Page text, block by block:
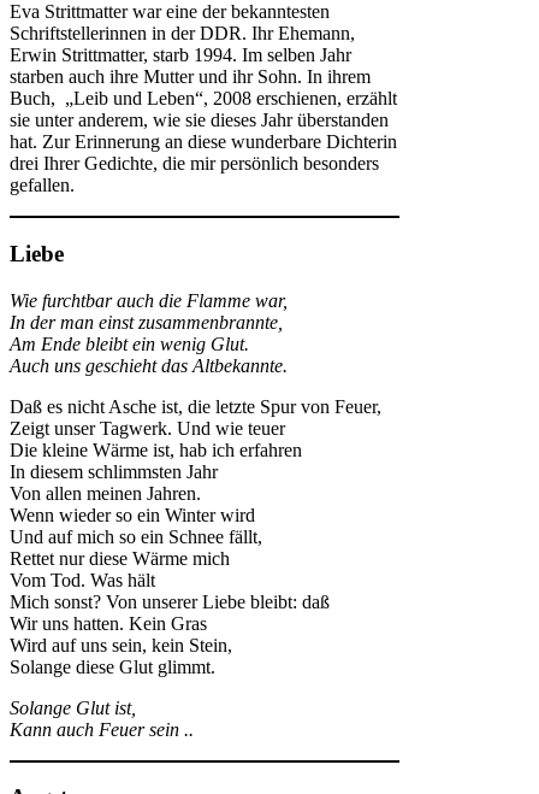
Eva Strittmatter war eine der bekanntesten
Schriftstellerinnen in der DDR. Ihr Ehemann,
Erwin Strittmatter, starb 1994. Im selben Jahr
starben auch ihre Mutter und ihr Sohn. In ihrem
Buch, „Leib und Leben“, 2008 erschienen, erzählt
sie unter anderem, wie sie dieses Jahr überstanden
hat. Zur Erinnerung an diese wunderbare Dichterin
drei Ihrer Gedichte, die mir persönlich besonders
gefallen.
Liebe
Wie furchtbar auch die Flamme war,
In der man einst zusammenbrannte,
Am Ende bleibt ein wenig Glut.
Auch uns geschieht das Altbekannte.
Daß es nicht Asche ist, die letzte Spur von Feuer,
Zeigt unser Tagwerk. Und wie teuer
Die kleine Wärme ist, hab ich erfahren
In diesem schlimmsten Jahr
Von allen meinen Jahren.
Wenn wieder so ein Winter wird
Und auf mich so ein Schnee fällt,
Rettet nur diese Wärme mich
Vom Tod. Was hält
Mich sonst? Von unserer Liebe bleibt: daß
Wir uns hatten. Kein Gras
Wird auf uns sein, kein Stein,
Solange diese Glut glimmt.
Solange Glut ist,
Kann auch Feuer sein ..